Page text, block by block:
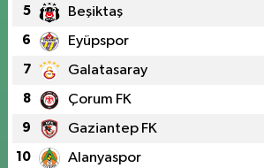
5 Beşiktaş
6 Eyüpspor
7 Galatasaray
8 Çorum FK
9 Gaziantep FK
10 Alanyaspor